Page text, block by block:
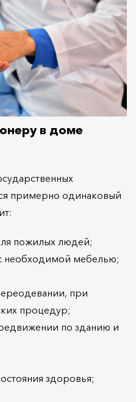
в доме
примерно одинаковый
пожилых людей;
необходимой мебелью;
при
процедур;
по зданию и
здоровья;